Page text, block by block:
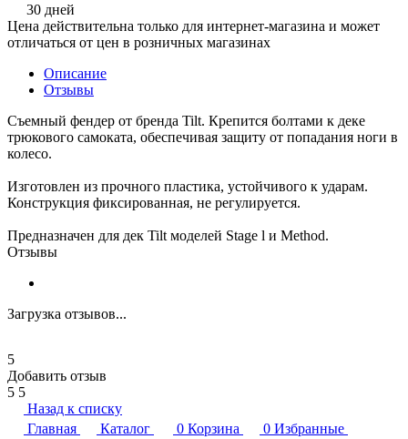
30 дней
Цена действительна только для интернет-магазина и может
отличаться от цен в розничных магазинах
Описание
Отзывы
Съемный фендер от бренда Tilt. Крепится болтами к деке
трюкового самоката, обеспечивая защиту от попадания ноги в
колесо.
Изготовлен из прочного пластика, устойчивого к ударам.
Конструкция фиксированная, не регулируется.
Предназначен для дек Tilt моделей Stage l и Method.
Отзывы
Загрузка отзывов...
5
Добавить отзыв
5 5
Назад к списку
Главная
Каталог 0 Корзина 0 Избранные